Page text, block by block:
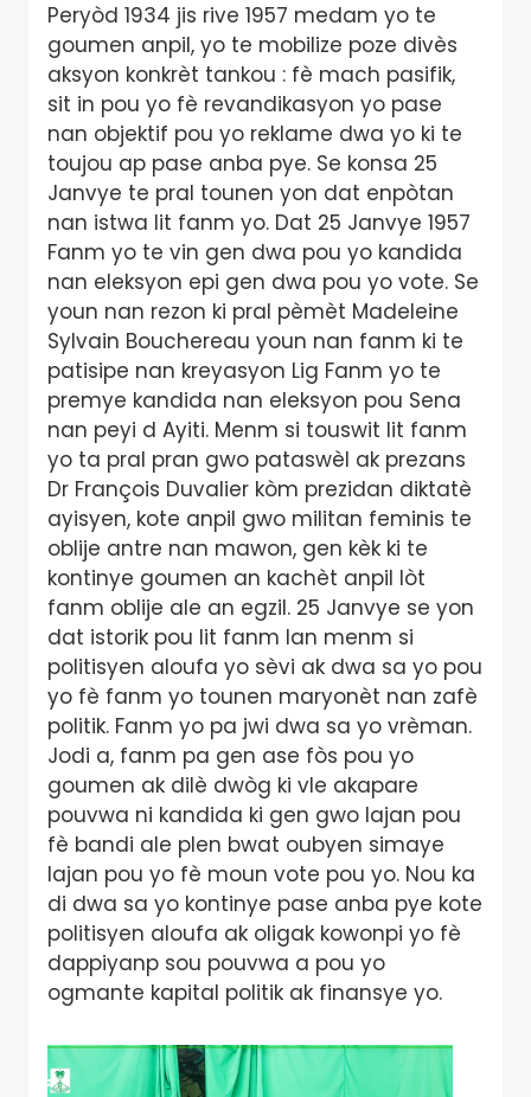
Peryòd 1934 jis rive 1957 medam yo te
goumen anpil, yo te mobilize poze divès
aksyon konkrèt tankou : fè mach pasifik,
sit in pou yo fè revandikasyon yo pase
nan objektif pou yo reklame dwa yo ki te
toujou ap pase anba pye. Se konsa 25
Janvye te pral tounen yon dat enpòtan
nan istwa lit fanm yo. Dat 25 Janvye 1957
Fanm yo te vin gen dwa pou yo kandida
nan eleksyon epi gen dwa pou yo vote. Se
youn nan rezon ki pral pèmèt Madeleine
Sylvain Bouchereau youn nan fanm ki te
patisipe nan kreyasyon Lig Fanm yo te
premye kandida nan eleksyon pou Sena
nan peyi d Ayiti. Menm si touswit lit fanm
yo ta pral pran gwo pataswèl ak prezans
Dr François Duvalier kòm prezidan diktatè
ayisyen, kote anpil gwo militan feminis te
oblije antre nan mawon, gen kèk ki te
kontinye goumen an kachèt anpil lòt
fanm oblije ale an egzil. 25 Janvye se yon
dat istorik pou lit fanm lan menm si
politisyen aloufa yo sèvi ak dwa sa yo pou
yo fè fanm yo tounen maryonèt nan zafè
politik. Fanm yo pa jwi dwa sa yo vrèman.
Jodi a, fanm pa gen ase fòs pou yo
goumen ak dilè dwòg ki vle akapare
pouvwa ni kandida ki gen gwo lajan pou
fè bandi ale plen bwat oubyen simaye
lajan pou yo fè moun vote pou yo. Nou ka
di dwa sa yo kontinye pase anba pye kote
politisyen aloufa ak oligak kowonpi yo fè
dappiyanp sou pouvwa a pou yo
ogmante kapital politik ak finansye yo.